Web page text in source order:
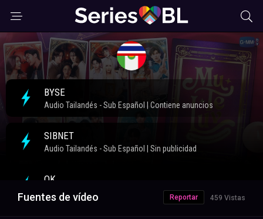
Fuentes de vídeo 459 Vistas
Reportar